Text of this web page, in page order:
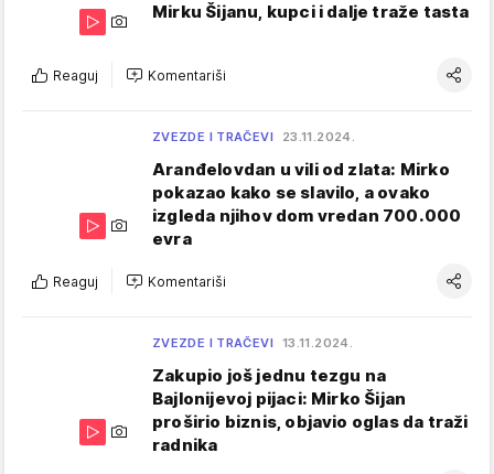
Mirku Šijanu, kupci i dalje traže tasta
Reaguj Komentariši
ZVEZDE I TRAČEVI 23.11.2024.
Aranđelovdan u vili od zlata: Mirko
pokazao kako se slavilo, a ovako
izgleda njihov dom vredan 700.000
evra
Reaguj Komentariši
ZVEZDE I TRAČEVI 13.11.2024.
Zakupio još jednu tezgu na
Bajlonijevoj pijaci: Mirko Šijan
proširio biznis, objavio oglas da traži
radnika